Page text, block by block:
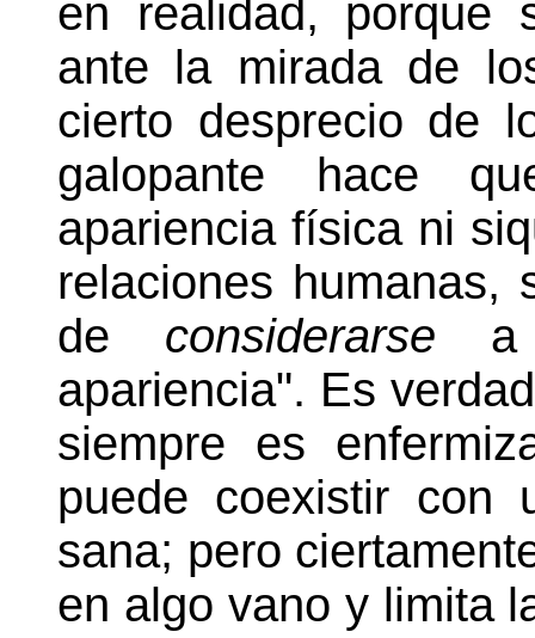
en realidad, porque
ante la mirada de
cierto desprecio de
galopante hace
apariencia física ni
relaciones humanas,
de considerarse a
apariencia". Es
siempre es
puede coexistir con
sana; pero
en algo vano y limita